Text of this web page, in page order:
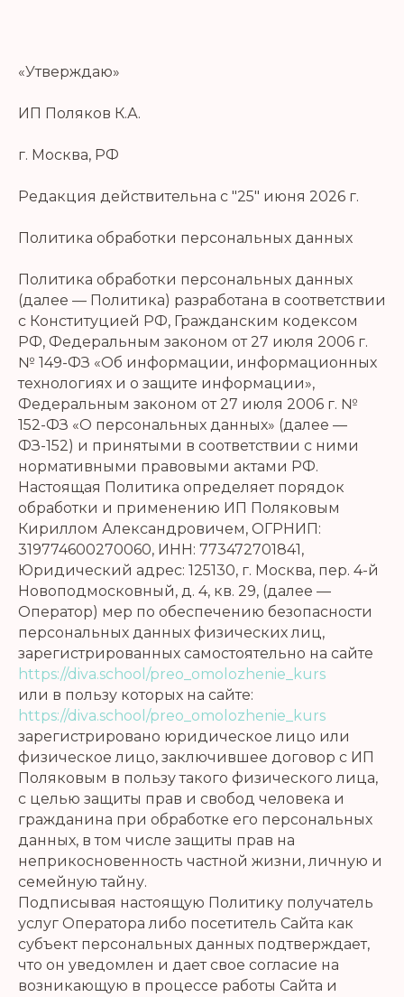
«Утверждаю»
ИП Поляков К.А.
г. Москва, РФ
Редакция действительна с "25" июня 2026 г.
Политика обработки персональных данных
Политика обработки персональных данных
(далее — Политика) разработана в соответствии
с Конституцией РФ, Гражданским кодексом
РФ, Федеральным законом от 27 июля 2006 г.
№ 149-ФЗ «Об информации, информационных
технологиях и о защите информации»,
Федеральным законом от 27 июля 2006 г. №
152-ФЗ «О персональных данных» (далее —
ФЗ-152) и принятыми в соответствии с ними
нормативными правовыми актами РФ.
Настоящая Политика определяет порядок
обработки и применению ИП Поляковым
Кириллом Александровичем, ОГРНИП:
319774600270060, ИНН: 773472701841,
Юридический адрес: 125130, г. Москва, пер. 4-й
Новоподмосковный, д. 4, кв. 29, (далее —
Оператор) мер по обеспечению безопасности
персональных данных физических лиц,
зарегистрированных самостоятельно на сайте
https://diva.school/preo_omolozhenie_kurs
или в пользу которых на сайте:
https://diva.school/preo_omolozhenie_kurs
зарегистрировано юридическое лицо или
физическое лицо, заключившее договор с ИП
Поляковым в пользу такого физического лица,
с целью защиты прав и свобод человека и
гражданина при обработке его персональных
данных, в том числе защиты прав на
неприкосновенность частной жизни, личную и
семейную тайну.
Подписывая настоящую Политику получатель
услуг Оператора либо посетитель Сайта как
субъект персональных данных подтверждает,
что он уведомлен и дает свое согласие на
возникающую в процессе работы Сайта и